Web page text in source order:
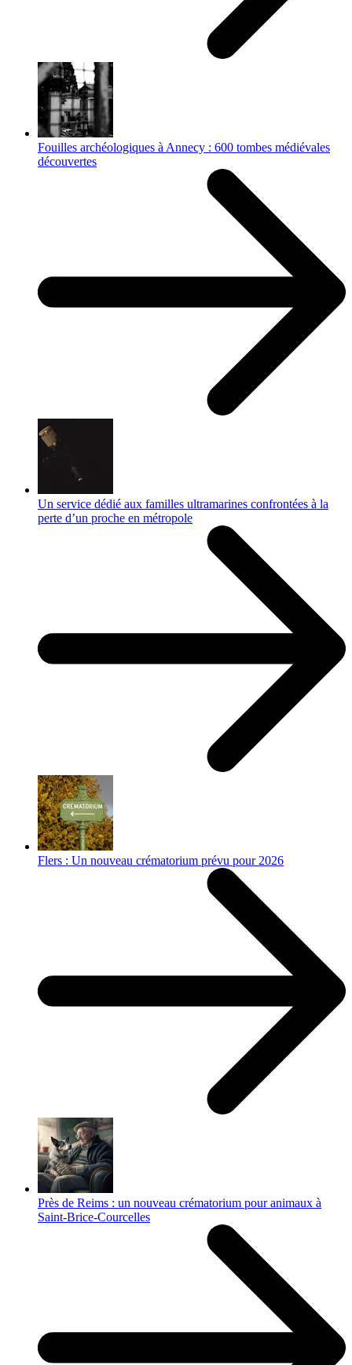
Fouilles archéologiques à Annecy : 600 tombes médiévales
découvertes
Un service dédié aux familles ultramarines confrontées à la
perte d’un proche en métropole
Flers : Un nouveau crématorium prévu pour 2026
Près de Reims : un nouveau crématorium pour animaux à
Saint-Brice-Courcelles